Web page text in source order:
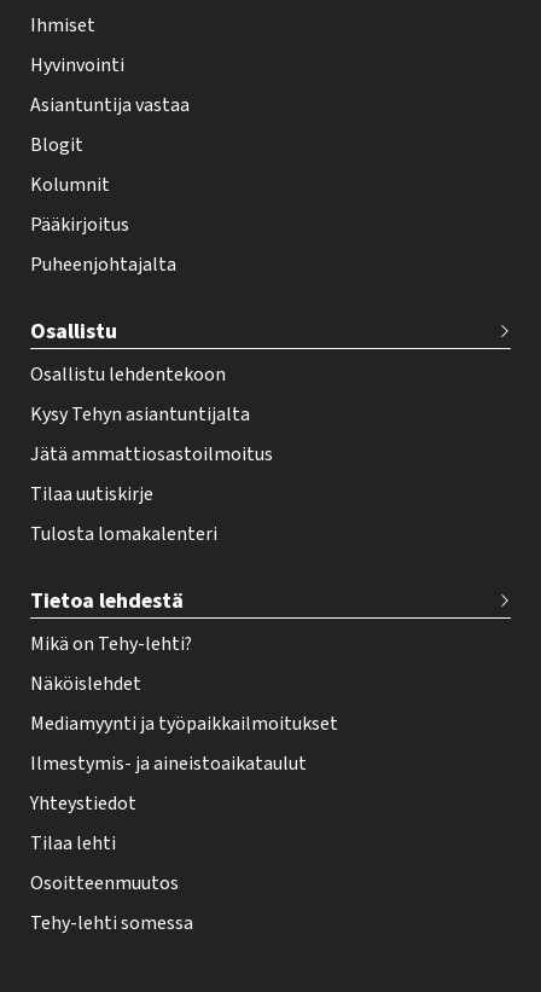
e
h
t
i
f
o
t
r
Ihmiset
Hyvinvointi
Asiantuntija vastaa
Blogit
Kolumnit
Pääkirjoitus
Puheenjohtajalta
Osallistu
Osallistu lehdentekoon
Kysy Tehyn asiantuntijalta
Jätä ammattiosastoilmoitus
Tilaa uutiskirje
Tulosta lomakalenteri
Tietoa lehdestä
Mikä on Tehy-lehti?
Näköislehdet
Mediamyynti ja työpaikkailmoitukset
Ilmestymis- ja aineistoaikataulut
Yhteystiedot
Tilaa lehti
Osoitteenmuutos
Tehy-lehti somessa